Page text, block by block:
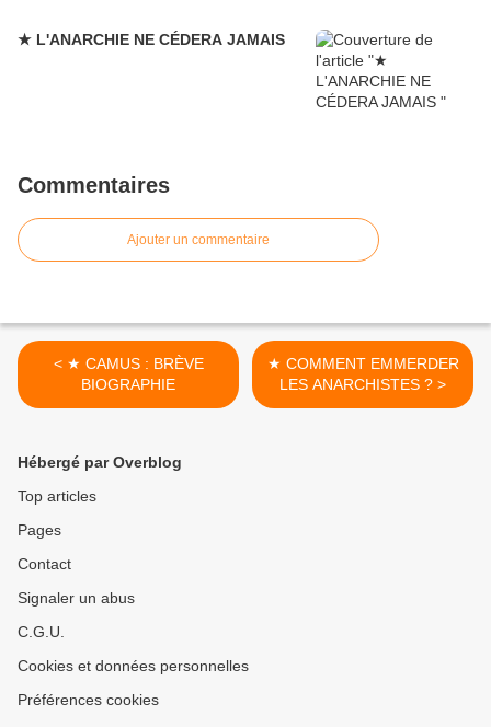
★ L'ANARCHIE NE CÉDERA JAMAIS
Commentaires
Ajouter un commentaire
< ★ CAMUS : BRÈVE
BIOGRAPHIE
★ COMMENT EMMERDER
LES ANARCHISTES ? >
Hébergé par Overblog
Top articles
Pages
Contact
Signaler un abus
C.G.U.
Cookies et données personnelles
Préférences cookies